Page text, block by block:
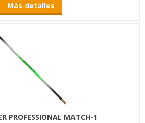
Más detalles
PROFESSIONAL MATCH-1